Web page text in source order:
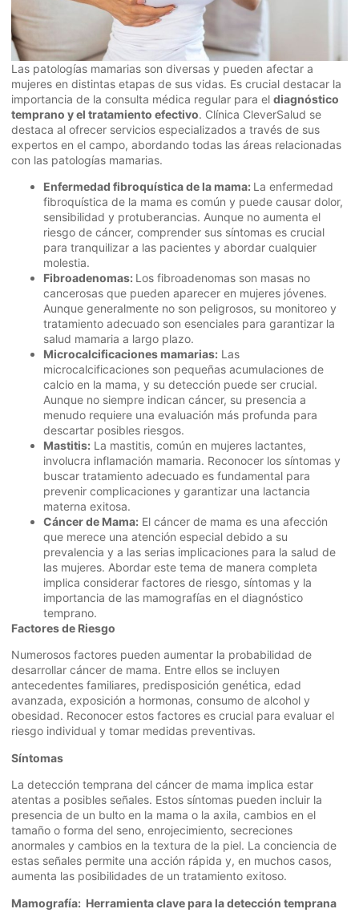
Las patologías mamarias son diversas y pueden afectar a
mujeres en distintas etapas de sus vidas. Es crucial destacar la
importancia de la consulta médica regular para el diagnóstico
temprano y el tratamiento efectivo. Clínica CleverSalud se
destaca al ofrecer servicios especializados a través de sus
expertos en el campo, abordando todas las áreas relacionadas
con las patologías mamarias.
Enfermedad fibroquística de la mama: La enfermedad
fibroquística de la mama es común y puede causar dolor,
sensibilidad y protuberancias. Aunque no aumenta el
riesgo de cáncer, comprender sus síntomas es crucial
para tranquilizar a las pacientes y abordar cualquier
molestia.
Fibroadenomas: Los fibroadenomas son masas no
cancerosas que pueden aparecer en mujeres jóvenes.
Aunque generalmente no son peligrosos, su monitoreo y
tratamiento adecuado son esenciales para garantizar la
salud mamaria a largo plazo.
Microcalcificaciones mamarias: Las
microcalcificaciones son pequeñas acumulaciones de
calcio en la mama, y su detección puede ser crucial.
Aunque no siempre indican cáncer, su presencia a
menudo requiere una evaluación más profunda para
descartar posibles riesgos.
Mastitis: La mastitis, común en mujeres lactantes,
involucra inflamación mamaria. Reconocer los síntomas y
buscar tratamiento adecuado es fundamental para
prevenir complicaciones y garantizar una lactancia
materna exitosa.
Cáncer de Mama: El cáncer de mama es una afección
que merece una atención especial debido a su
prevalencia y a las serias implicaciones para la salud de
las mujeres. Abordar este tema de manera completa
implica considerar factores de riesgo, síntomas y la
importancia de las mamografías en el diagnóstico
temprano.
Factores de Riesgo
Numerosos factores pueden aumentar la probabilidad de
desarrollar cáncer de mama. Entre ellos se incluyen
antecedentes familiares, predisposición genética, edad
avanzada, exposición a hormonas, consumo de alcohol y
obesidad. Reconocer estos factores es crucial para evaluar el
riesgo individual y tomar medidas preventivas.
Síntomas
La detección temprana del cáncer de mama implica estar
atentas a posibles señales. Estos síntomas pueden incluir la
presencia de un bulto en la mama o la axila, cambios en el
tamaño o forma del seno, enrojecimiento, secreciones
anormales y cambios en la textura de la piel. La conciencia de
estas señales permite una acción rápida y, en muchos casos,
aumenta las posibilidades de un tratamiento exitoso.
Mamografía: Herramienta clave para la detección temprana